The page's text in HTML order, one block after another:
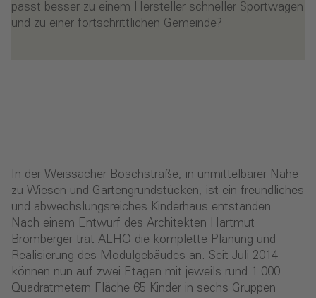
passt besser zu einem Hersteller schneller Sportwagen
und zu einer fortschrittlichen Gemeinde?
In der Weissacher Boschstraße, in unmittelbarer Nähe
zu Wiesen und Gartengrundstücken, ist ein freundliches
und abwechslungsreiches Kinderhaus entstanden.
Nach einem Entwurf des Architekten Hartmut
Bromberger trat ALHO die komplette Planung und
Realisierung des Modulgebäudes an. Seit Juli 2014
können nun auf zwei Etagen mit jeweils rund 1.000
Quadratmetern Fläche 65 Kinder in sechs Gruppen